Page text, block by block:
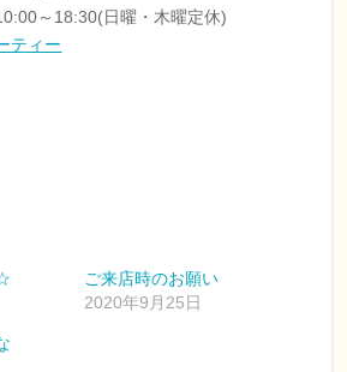
～18:30(日曜・木曜定休)
ティー
ご来店時のお願い
2020年9月25日